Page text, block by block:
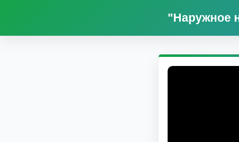
"Наружное